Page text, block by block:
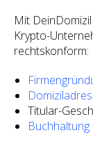
Mit
Krypto-
rechtskonform:
Titular-